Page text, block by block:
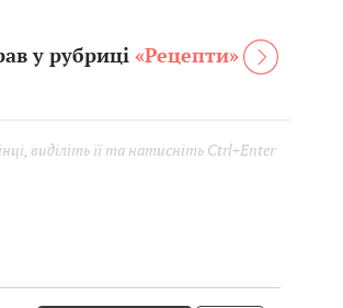
у рубриці «Рецепти»
виділіть її та натисніть Ctrl+Enter